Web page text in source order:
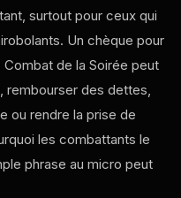
surtout pour ceux qui
Un chèque pour
de la Soirée peut
des dettes,
ou rendre la prise de
les combattants le
phrase au micro peut